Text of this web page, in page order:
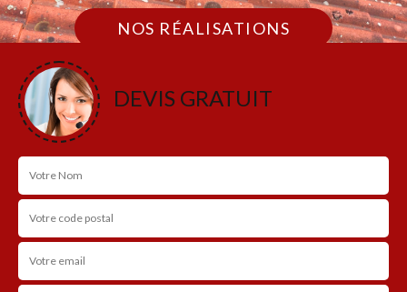
NOS RÉALISATIONS
DEVIS GRATUIT